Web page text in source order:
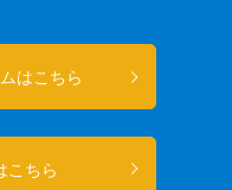
はこちら
こちら